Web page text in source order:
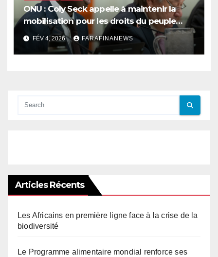
ONU : Coly Seck appelle à maintenir la
mobilisation pour les droits du peuple
palestinien
FÉV 4, 2026 FARAFINANEWS
Articles Récents
Les Africains en première ligne face à la crise de la
biodiversité
Le Programme alimentaire mondial renforce ses